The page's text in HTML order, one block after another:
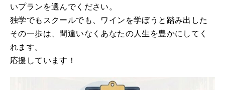
いプランを選んでください。
独学でもスクールでも、ワインを学ぼうと踏み出した
その一歩は、間違いなくあなたの人生を豊かにしてく
れます。
応援しています！